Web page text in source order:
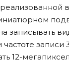
в
записывать
записи
12-